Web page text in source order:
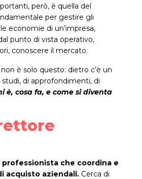
però, è quella del
per gestire gli
economie di un’impresa,
punto di vista operativo,
conoscere il mercato.
è solo questo: dietro c’è un
di approfondimenti, di
è, cosa fa, e come si diventa
professionista che coordina e
acquisto aziendali. Cerca di